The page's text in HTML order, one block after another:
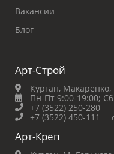
Вакансии
Блог
Арт-Строй
Курган, Макаренко,
Пн-Пт 9:00-19:00;
+7 (3522) 250-280
+7 (3522) 450-111
Арт-Креп